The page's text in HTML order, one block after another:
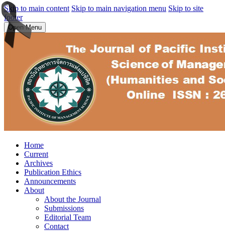
Skip to main content Skip to main navigation menu Skip to site
footer
Open Menu
Home
Current
Archives
Publication Ethics
Announcements
About
About the Journal
Submissions
Editorial Team
Contact